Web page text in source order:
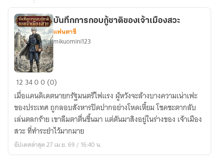
บันทึก
การก
อบ
กู้
ชาติ
ของ
เจ้า
บันทึกการกอบกู้ชาติของเจ้าเมืองสวะ
แฟนตาซี
mikuomini123
12 3400 (0)
เมื่อแคนดิเดตนายกรัฐมนตรีไฟแรง ผู้หวังจะล้างบางความเน่าเฟะ
ของประเทศ ถูกลอบสังหารปิดปากอย่างโหดเหี้ยม โชคชะตากลับ
เล่นตลกร้าย เขาลืมตาตื่นขึ้นมา แต่ดันมาสิงอยู่ในร่างของ เจ้าเมือง
สวะ ที่ทำระยำไว้มากมาย
อัปเดตล่าสุด 27 เม.ย. 69 / 16:40 น.